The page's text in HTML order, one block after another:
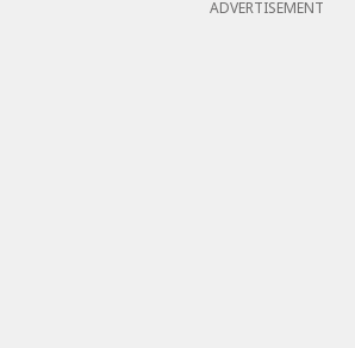
ADVERTISEMENT